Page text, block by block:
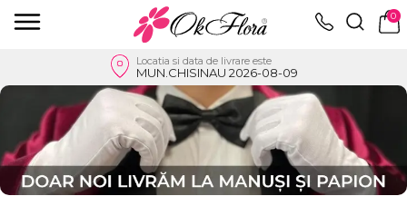
0
Locatia si data de livrare este
MUN.CHISINAU 2026-08-09